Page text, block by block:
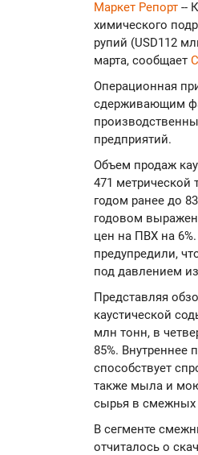
Маркет Репорт --
химического
рупий (USD112
марта, сообщает
Операционная
сдерживающим
предприятий.
Объем продаж
471 метрической
годом ранее до
годовом
цен на ПВХ на
предупредили,
под давлением
Представляя
каустической
млн тонн, в
85%.
способствует
также мыла и
сырья в смежных
В сегменте
отчиталось о